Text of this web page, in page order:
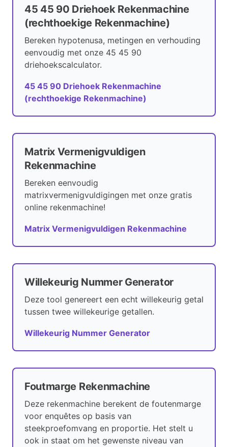
45 45 90 Driehoek Rekenmachine
(rechthoekige Rekenmachine)
Bereken hypotenusa, metingen en verhouding
eenvoudig met onze 45 45 90
driehoekscalculator.
45 45 90 Driehoek Rekenmachine
(rechthoekige Rekenmachine)
Matrix Vermenigvuldigen
Rekenmachine
Bereken eenvoudig
matrixvermenigvuldigingen met onze gratis
online rekenmachine!
Matrix Vermenigvuldigen Rekenmachine
Willekeurig Nummer Generator
Deze tool genereert een echt willekeurig getal
tussen twee willekeurige getallen.
Willekeurig Nummer Generator
Foutmarge Rekenmachine
Deze rekenmachine berekent de foutenmarge
voor enquêtes op basis van
steekproefomvang en proportie. Het stelt u
ook in staat om het gewenste niveau van